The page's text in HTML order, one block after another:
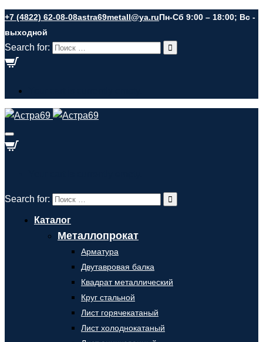
+7 (4822) 62-08-08astra69metall@ya.ruПн-Сб 9:00 – 18:00; Вс -
выходной
Search for:
Search for:
Каталог
Металлопрокат
Арматура
Двутавровая балка
Квадрат металлический
Круг стальной
Лист горячекатаный
Лист холоднокатаный